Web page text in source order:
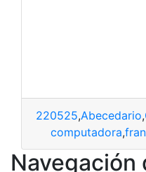
220525,Abecedario,
computadora,
Navegación